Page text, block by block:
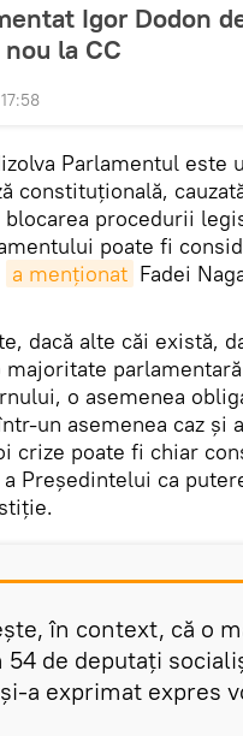
Igor Dodon
la CC
Parlamentul
constituțională,
blocarea procedurii
poate fi
a menționat Fadei
dacă alte căi există,
majoritate
o asemenea
un asemenea caz și
crize poate fi chiar
Președintelui ca
în context, că o
de deputați
a exprimat expres